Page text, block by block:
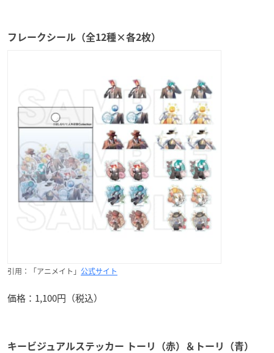
フレークシール（全12種×各2枚）
引用：「アニメイト」 公式サイト
価格：1,100円（税込）
キービジュアルステッカー トーリ（赤）＆トーリ（青）